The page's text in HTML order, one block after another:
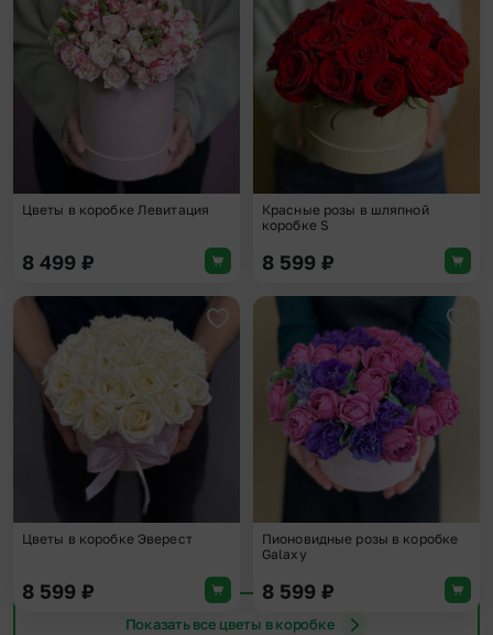
Добавить в избранное
Цветы в коробке Левитация
8 499 ₽
Красные розы в шляпной
коробке S
8 599 ₽
Добавить в избранное
Цветы в коробке Эверест
8 599 ₽
Пионовидные розы в коробке
Galaxy
8 599 ₽
Показать все цветы в коробке